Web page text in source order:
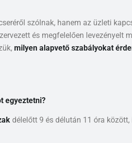
szólnak, hanem az üzleti
és megfelelően levezényelt
milyen alapvető szabályokat
egyeztetni?
délelőtt 9 és délután 11 óra között,